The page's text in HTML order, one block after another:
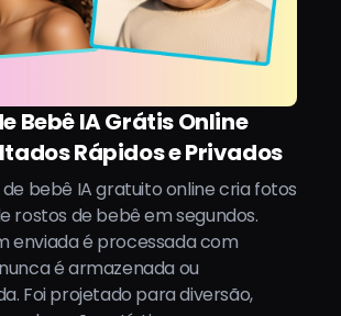
Bebê IA Grátis Online
Rápidos e Privados
bebê IA gratuito online cria fotos
rostos de bebê em segundos.
enviada é processada com
é armazenada ou
Foi projetado para diversão,